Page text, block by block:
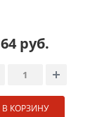
64 руб.
В КОРЗИНУ